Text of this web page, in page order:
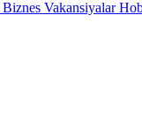
Biznes Vakansiyalar